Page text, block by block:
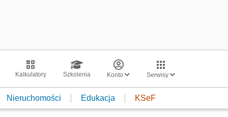
Kalkulatory Szkolenia Konto Serwisy
Nieruchomości Edukacja KSeF